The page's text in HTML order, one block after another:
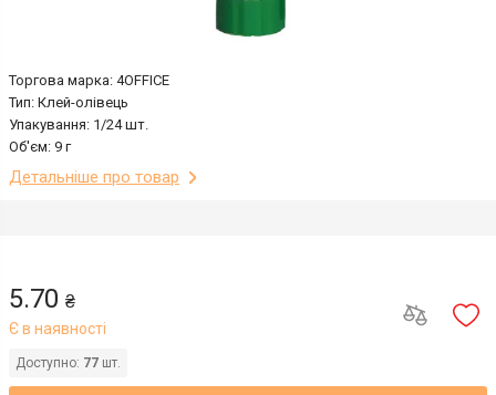
Торгова марка: 4OFFICE
Тип: Клей-олівець
Упакування: 1/24 шт.
Об'єм: 9 г
Детальніше про товар
5.70 ₴
Є в наявності
Доступно: 77 шт.